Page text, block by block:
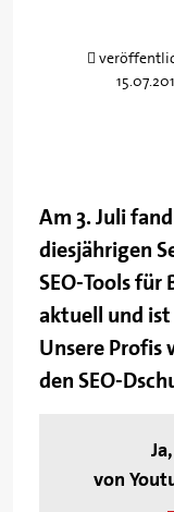
Am 3. Juli
diesjährigen
SEO-Tools für
aktuell und
Unsere Profis
den SEO-
von